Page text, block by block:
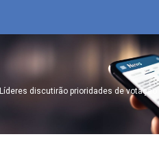
Líderes discutirão prioridades de votação